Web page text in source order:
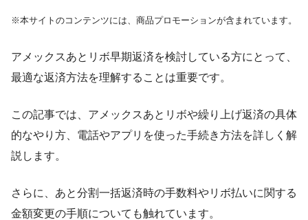
※本サイトのコンテンツには、商品プロモーションが含まれています。
アメックスあとリボ早期返済を検討している方にとって、
最適な返済方法を理解することは重要です。
この記事では、アメックスあとリボや繰り上げ返済の具体
的なやり方、電話やアプリを使った手続き方法を詳しく解
説します。
さらに、あと分割一括返済時の手数料やリボ払いに関する
金額変更の手順についても触れています。